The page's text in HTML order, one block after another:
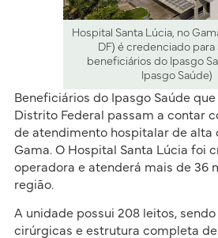
Hospital Santa Lúcia, no
DF) é credenciado
beneficiários do Ipasgo
Ipasgo Saúde)
Beneficiários do Ipasgo Saúde
Distrito Federal passam a contar
de atendimento hospitalar de alta
Gama. O Hospital Santa Lúcia foi
operadora e atenderá mais de 36
região.
A unidade possui 208 leitos, sendo
cirúrgicas e estrutura completa